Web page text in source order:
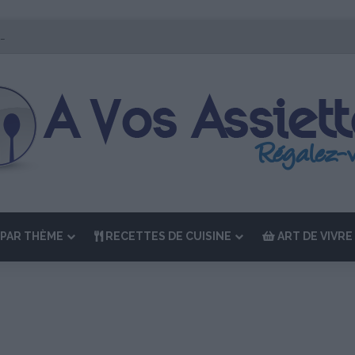
de “La Semaine des Chefs” du 19 au 24 octobre 2026
THÈME RECETTES DE CUISINE ART DE VIVRE